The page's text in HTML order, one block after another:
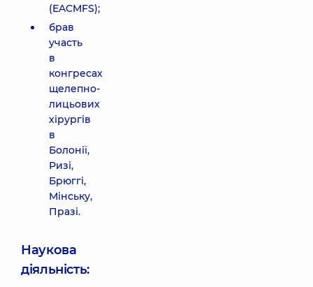
(EACMFS);
брав
участь
в
конгресах
щелепно-
лицьових
хірургів
в
Болонії,
Ризі,
Брюггі,
Мінську,
Празі.
Наукова
діяльність: